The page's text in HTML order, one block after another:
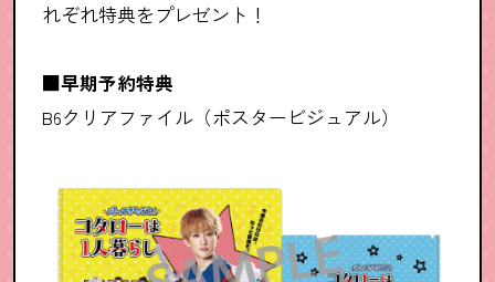
れぞれ特典をプレゼント！
■早期予約特典
B6クリアファイル（ポスタービジュアル）